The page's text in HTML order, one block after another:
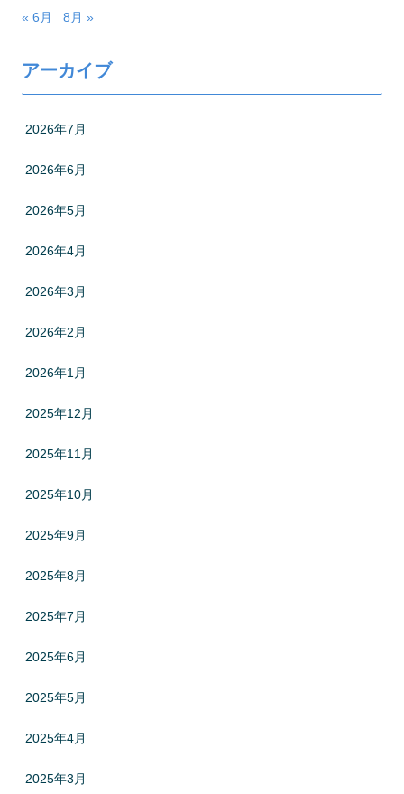
« 6月 8月 »
アーカイブ
2026年7月
2026年6月
2026年5月
2026年4月
2026年3月
2026年2月
2026年1月
2025年12月
2025年11月
2025年10月
2025年9月
2025年8月
2025年7月
2025年6月
2025年5月
2025年4月
2025年3月